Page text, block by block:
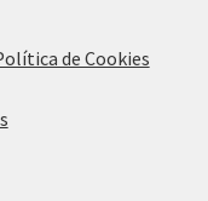
de Cookies